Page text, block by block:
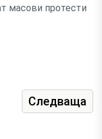
масови протести
Следваща